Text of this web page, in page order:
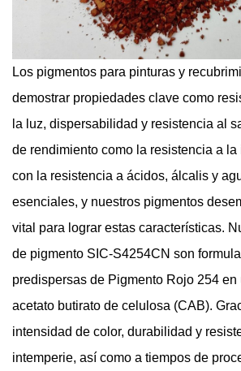
Los pigmentos para pinturas y
demostrar propiedades clave como
la luz, dispersabilidad y resistencia al
de rendimiento como la resistencia a
con la resistencia a ácidos, álcalis y
esenciales, y nuestros pigmentos
vital para lograr estas características.
de pigmento SIC-S4254CN son
predispersas de Pigmento Rojo 254 en
acetato butirato de celulosa (CAB).
intensidad de color, durabilidad y
intemperie, así como a tiempos de